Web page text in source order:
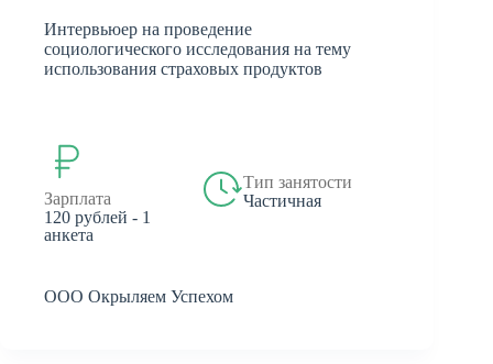
Интервьюер на проведение
социологического исследования на тему
использования страховых продуктов
Зарплата
120 рублей - 1
анкета
Тип занятости
Частичная
ООО Окрыляем Успехом